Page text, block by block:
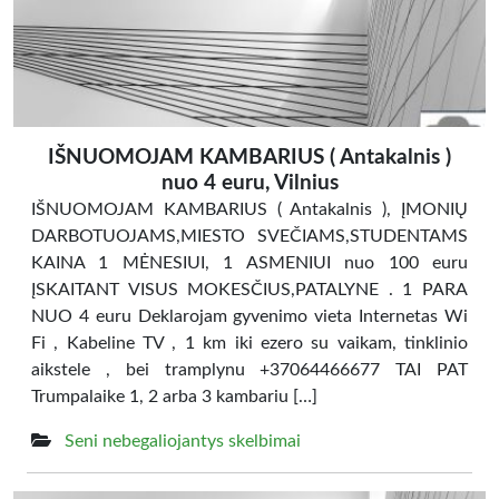
IŠNUOMOJAM KAMBARIUS ( Antakalnis )
nuo 4 euru, Vilnius
IŠNUOMOJAM KAMBARIUS ( Antakalnis ), ĮMONIŲ
DARBOTUOJAMS,MIESTO SVEČIAMS,STUDENTAMS
KAINA 1 MĖNESIUI, 1 ASMENIUI nuo 100 euru
ĮSKAITANT VISUS MOKESČIUS,PATALYNE . 1 PARA
NUO 4 euru Deklarojam gyvenimo vieta Internetas Wi
Fi , Kabeline TV , 1 km iki ezero su vaikam, tinklinio
aikstele , bei tramplynu +37064466677 TAI PAT
Trumpalaike 1, 2 arba 3 kambariu […]
Seni nebegaliojantys skelbimai